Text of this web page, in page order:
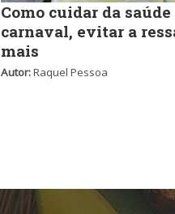
Como cuidar da saúde
carnaval, evitar a
mais
Autor:Raquel Pessoa